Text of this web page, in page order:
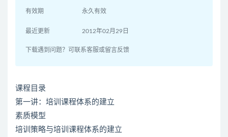
有效期 永久有效
最近更新 2012年02月29日
下载遇到问题？可联系客服或留言反馈
课程目录
第一讲：培训课程体系的建立
素质模型
培训策略与培训课程体系的建立